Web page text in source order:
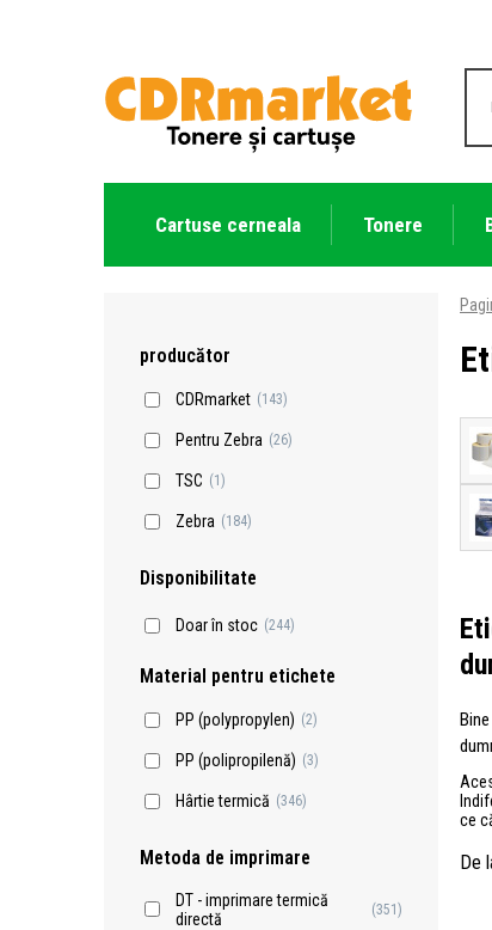
Cartuse cerneala Tonere
producător
CDRmarket (143)
Pentru Zebra (26)
TSC (1)
Zebra (184)
Disponibilitate
Doar în stoc (244)
Material pentru etichete
PP (polypropylen) (2)
PP (polipropilenă) (3)
Hârtie termică (346)
Metoda de imprimare
DT - imprimare termică
directă
(351)
ce
De